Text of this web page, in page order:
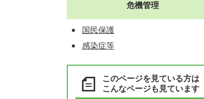
危機管理
国民保護
感染症等
このページを見ている方は
こんなページも見ています